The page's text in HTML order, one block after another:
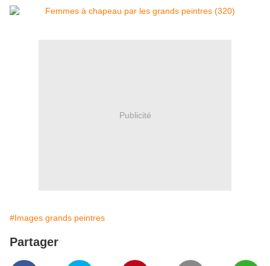
Publicité
#Images grands peintres
Partager